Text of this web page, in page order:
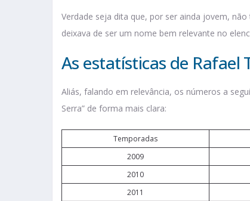
Verdade seja dita que, por ser ainda jovem,
deixava de ser um nome bem relevante no
As estatísticas de Rafael
Aliás, falando em relevância, os números a
Serra” de forma mais clara:
Temporadas
2009
2010
2011